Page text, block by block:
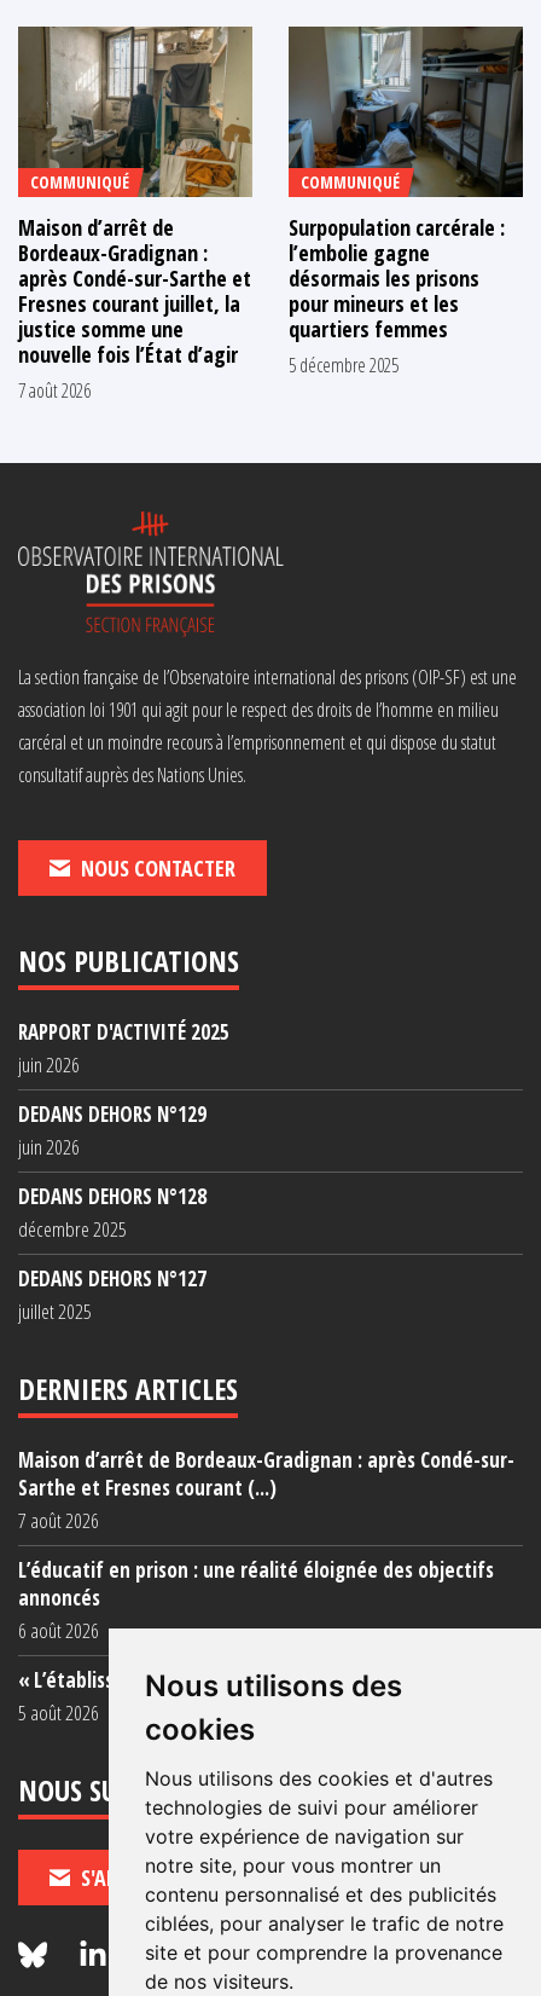
Nous utilisons des
cookies
Nous utilisons des cookies et d'autres
technologies de suivi pour améliorer
votre expérience de navigation sur
notre site, pour vous montrer un
contenu personnalisé et des publicités
ciblées, pour analyser le trafic de notre
site et pour comprendre la provenance
de nos visiteurs.
COMMUNIQUÉ
Maison d’arrêt de
Bordeaux-Gradignan :
après Condé-sur-Sarthe et
Fresnes courant juillet, la
justice somme une
nouvelle fois l’État d’agir
7 août 2026
COMMUNIQUÉ
Surpopulation carcérale :
l’embolie gagne
désormais les prisons
pour mineurs et les
quartiers femmes
5 décembre 2025
La section française de l’Observatoire international des prisons (OIP-SF) est une
association loi 1901 qui agit pour le respect des droits de l’homme en milieu
carcéral et un moindre recours à l’emprisonnement et qui dispose du statut
consultatif auprès des Nations Unies.
NOUS CONTACTER
NOS PUBLICATIONS
RAPPORT D'ACTIVITÉ 2025
juin 2026
DEDANS DEHORS N°129
juin 2026
DEDANS DEHORS N°128
décembre 2025
DEDANS DEHORS N°127
juillet 2025
DERNIERS ARTICLES
Maison d’arrêt de Bordeaux-Gradignan : après Condé-sur-
Sarthe et Fresnes courant (...)
7 août 2026
L’éducatif en prison : une réalité éloignée des objectifs
annoncés
6 août 2026
« L’établissement est une porcherie totale »
5 août 2026
NOUS SUIVRE
S'ABONNER